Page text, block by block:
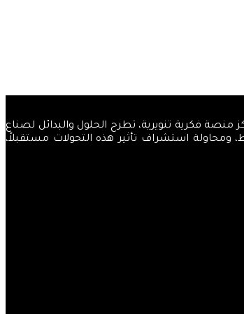
المركز منصة فكرية تنويرية، تطرح الحلول والبدائل لصناع
ومحاولة استشراف تأثير هذه التحولات مستقبلاً،